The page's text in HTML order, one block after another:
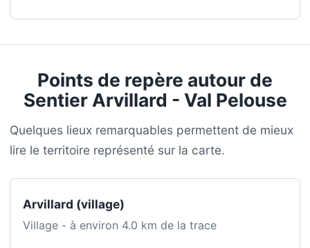
Points de repère autour de
Sentier Arvillard - Val Pelouse
Quelques lieux remarquables permettent de mieux
lire le territoire représenté sur la carte.
Arvillard (village)
Village - à environ 4.0 km de la trace